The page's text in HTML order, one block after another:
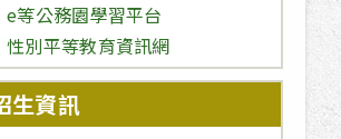
e等公務園學習平台
性別平等教育資訊網
生資訊